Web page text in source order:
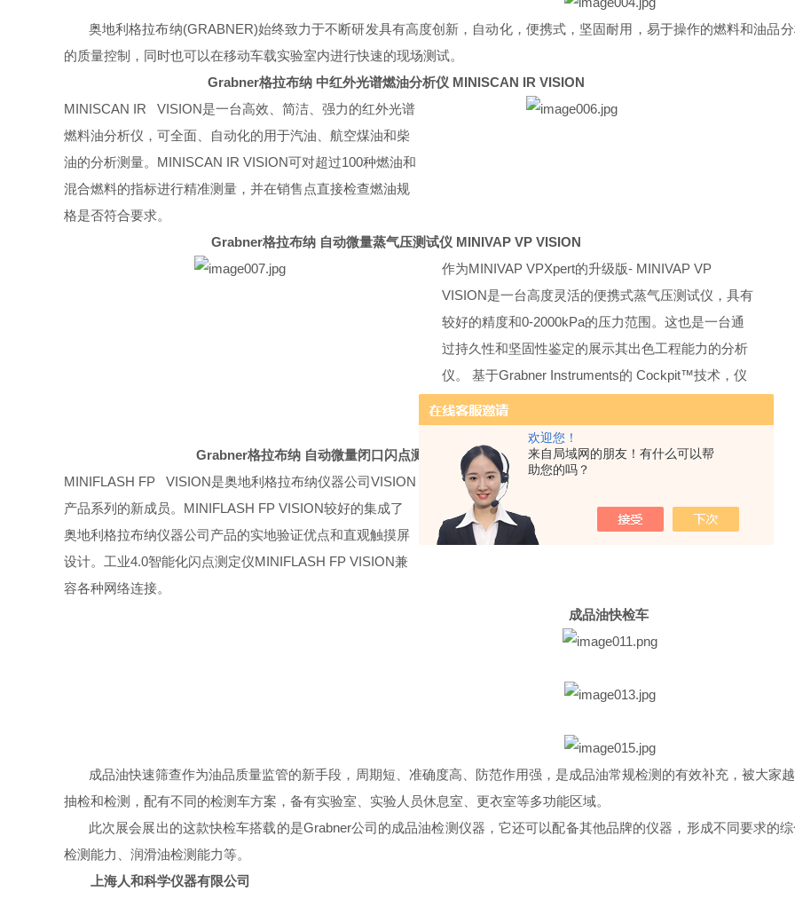
欢迎您！
来自局域网的朋友！有什么可以帮
助您的吗？
奥地利格拉布纳(GRABNER)始终致力于不断研发具有高度创新，自动化，便携式，坚固耐用，易于操作的燃料和油品
的质量控制，同时也可以在移动车载实验室内进行快速的现场测试。
Grabner格拉布纳 中红外光谱燃油分析仪 MINISCAN IR VISION
MINISCAN IR VISION是一台高效、简洁、强力的红外光谱
燃料油分析仪，可全面、自动化的用于汽油、航空煤油和柴
油的分析测量。 MINISCAN IR VISION可对超过100种燃油和
混合燃料的指标进行精准测量，并在销售点直接检查燃油规
格是否符合要求。
Grabner格拉布纳 自动微量蒸气压测试仪 MINIVAP VP VISION
作为MINIVAP VPXpert的升级版- MINIVAP VP
VISION是一台高度灵活的便携式蒸气压测试仪，具有
较好的精度和0-2000kPa的压力范围。这也是一台通
过持久性和坚固性鉴定的展示其出色工程能力的分析
仪。
基于Grabner Instruments的 Cockpit™技术，仪
器具有不可披靡的网络功能，这是一台智能型测试
仪！
Grabner格拉布纳 自动微量闭口闪点测试仪
MINIFLASH FP VISION
MINIFLASH FP VISION是奥地利格拉布纳仪器公司VISION
产品系列的新成员。 MINIFLASH FP VISION较好的集成了
奥地利格拉布纳仪器公司产品的实地验证优点和直观触摸屏
设计。工业4.0智能化闪点测定仪MINIFLASH FP VISION兼
容各种网络连接。
成品油快检车
成品油快速筛查作为油品质量监管的新手段，周期短、准确度高、防范作用强，是成品油常规检测的有效补充，被大家
抽检和检测，配有不同的检测车方案，备有实验室、实验人员休息室、更衣室等多功能区域。
此次展会展出的这款快检车搭载的是Grabner公司的成品油检测仪器，它还可以配备其他品牌的仪器，形成不同要求的
检测能力、润滑油检测能力等。
上海人和科学仪器有限公司